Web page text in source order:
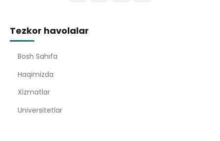
Tezkor havolalar
Bosh Sahıfa
Haqimizda
Xizmatlar
Universitetlar